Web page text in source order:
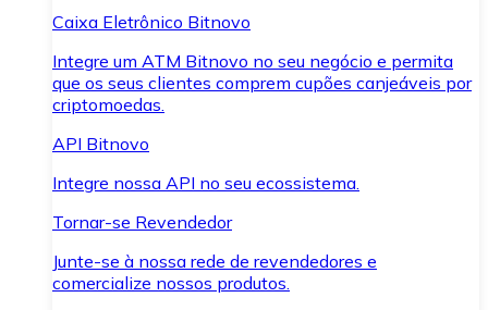
Caixa Eletrônico Bitnovo
Integre um ATM Bitnovo no seu negócio e permita
que os seus clientes comprem cupões canjeáveis por
criptomoedas.
API Bitnovo
Integre nossa API no seu ecossistema.
Tornar-se Revendedor
Junte-se à nossa rede de revendedores e
comercialize nossos produtos.